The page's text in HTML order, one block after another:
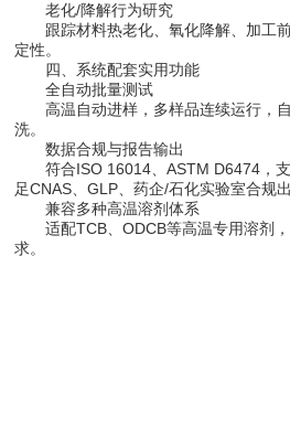
老化/降解行为研究
跟踪材料热老化、氧化降解、加工前
定性。
四、系统配套实用功能
全自动批量测试
高温自动进样，多样品连续运行，
洗。
数据合规与报告输出
符合ISO 16014、ASTM D6474，支
足CNAS、GLP、药企/石化实验室合规出
兼容多种高温溶剂体系
适配TCB、ODCB等高温专用溶剂，
求。